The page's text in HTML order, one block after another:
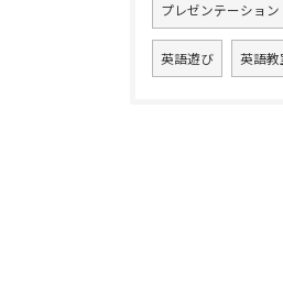
プレゼンテーション
英語遊び 英語教